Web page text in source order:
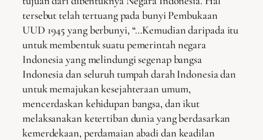
tersebut telah tertuang pada bunyi Pembukaan
UUD 1945 yang berbunyi, “…Kemudian daripada itu
untuk membentuk suatu pemerintah negara
Indonesia yang melindungi segenap bangsa
Indonesia dan seluruh tumpah darah Indonesia dan
untuk memajukan kesejahteraan umum,
mencerdaskan kehidupan bangsa, dan ikut
melaksanakan ketertiban dunia yang berdasarkan
kemerdekaan, perdamaian abadi dan keadilan